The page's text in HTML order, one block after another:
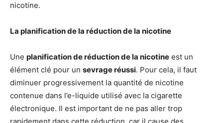
nicotine.
La planification de la réduction de la nicotine
Une planification de réduction de la nicotine est un
élément clé pour un sevrage réussi. Pour cela, il faut
diminuer progressivement la quantité de nicotine
contenue dans l’e-liquide utilisé avec la cigarette
électronique. Il est important de ne pas aller trop